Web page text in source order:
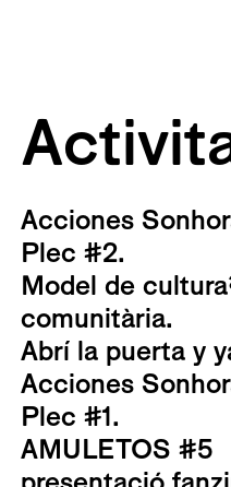
Acciones
Plec #2.
Model de
comunitària.
Abrí la puerta y
Acciones
Plec #1.
AMULETOS #5